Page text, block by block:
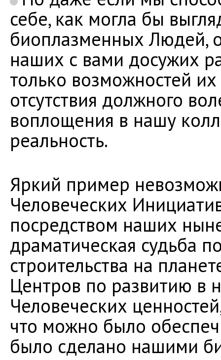
себе, как могла бы
биоплазменных Людей,
наших с вами досужих
только возможностей
отсутствия должного
воплощения в нашу
реальность.
Яркий пример
Человеческих
посредством наших
драматическая судьба
строительства на
Центров по развитию в
Человеческих
что можно было
было сделано нашими